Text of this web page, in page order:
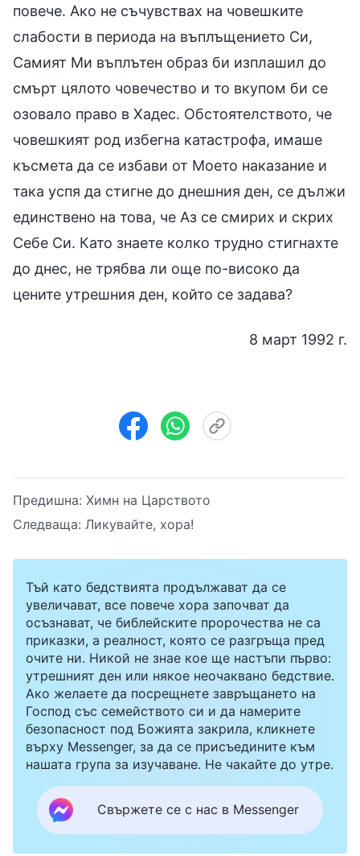
повече. Ако не съчувствах на човешките
слабости в периода на въплъщението Си,
Самият Ми въплътен образ би изплашил до
смърт цялото човечество и то вкупом би се
озовало право в Хадес. Обстоятелството, че
човешкият род избегна катастрофа, имаше
късмета да се избави от Моето наказание и
така успя да стигне до днешния ден, се дължи
единствено на това, че Аз се смирих и скрих
Себе Си. Като знаете колко трудно стигнахте
до днес, не трябва ли още по-високо да
цените утрешния ден, който се задава?
8 март 1992 г.
Предишна: Химн на Царството
Следваща: Ликувайте, хора!
Тъй като бедствията продължават да се
увеличават, все повече хора започват да
осъзнават, че библейските пророчества не са
приказки, а реалност, която се разгръща пред
очите ни. Никой не знае кое ще настъпи първо:
утрешният ден или някое неочаквано бедствие.
Ако желаете да посрещнете завръщането на
Господ със семейството си и да намерите
безопасност под Божията закрила, кликнете
върху Messenger, за да се присъедините към
нашата група за изучаване. Не чакайте до утре.
Свържете се с нас в Messenger